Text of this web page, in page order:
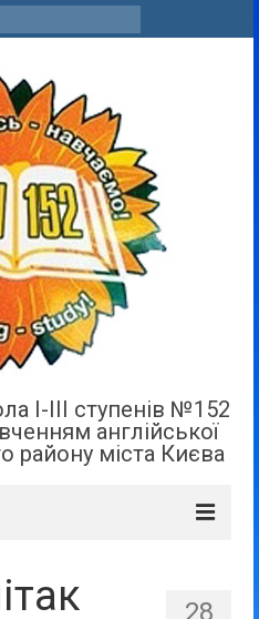
І-ІІІ ступенів №152
англійської
району міста Києва
28